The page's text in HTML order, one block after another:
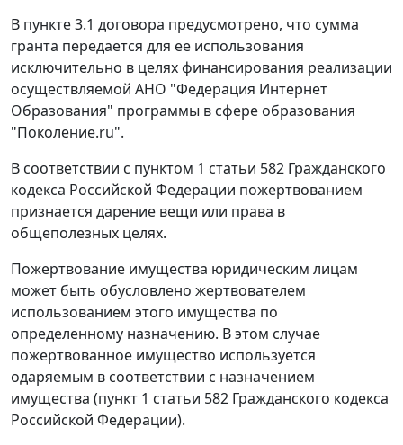
В пункте 3.1 договора предусмотрено, что сумма
гранта передается для ее использования
исключительно в целях финансирования реализации
осуществляемой АНО "Федерация Интернет
Образования" программы в сфере образования
"Поколение.ru".
В соответствии с пунктом 1 статьи 582 Гражданского
кодекса Российской Федерации пожертвованием
признается дарение вещи или права в
общеполезных целях.
Пожертвование имущества юридическим лицам
может быть обусловлено жертвователем
использованием этого имущества по
определенному назначению. В этом случае
пожертвованное имущество используется
одаряемым в соответствии с назначением
имущества (пункт 1 статьи 582 Гражданского кодекса
Российской Федерации).